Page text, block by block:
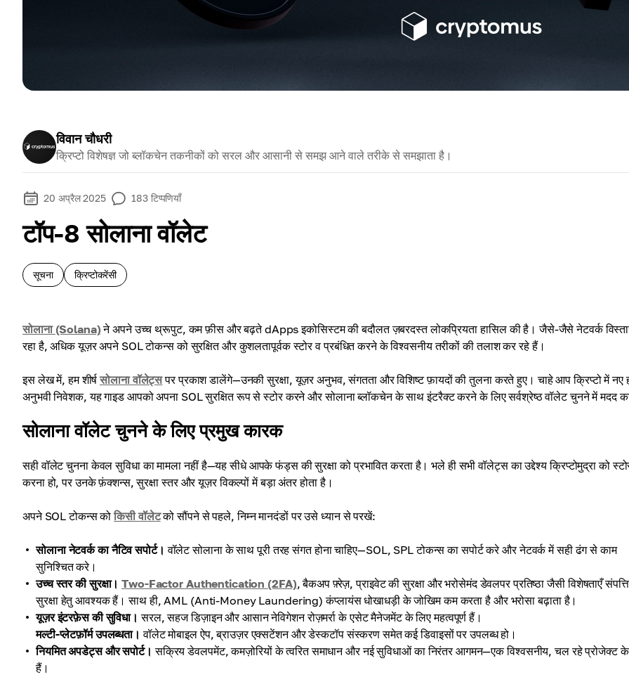
विवान चौधरी
क्रिप्टो विशेषज्ञ जो ब्लॉकचेन तकनीकों को सरल और आसानी से समझ आने वाले तरीके से समझाता है।
20 अप्रैल 2025 183 टिप्पणियाँ
टॉप-8 सोलाना वॉलेट
सूचना क्रिप्टोकरेंसी
सोलाना (Solana)ने अपने उच्च थ्रूपुट, कम फ़ीस और बढ़ते dApps इकोसिस्टम की बदौलत ज़बरदस्त लोकप्रियता हासिल की है। जैसे-जैसे नेटवर्क
रहा है, अधिक यूज़र अपने SOL टोकन्स को सुरक्षित और कुशलतापूर्वक स्टोर व प्रबंधित करने के विश्वसनीय तरीकों की तलाश कर रहे हैं।
इस लेख में, हम शीर्षसोलाना वॉलेट्सपर प्रकाश डालेंगे—उनकी सुरक्षा, यूज़र अनुभव, संगतता और विशिष्ट फ़ायदों की तुलना करते हुए। चाहे आप क्रिप्टो में नए
अनुभवी निवेशक, यह गाइड आपको अपना SOL सुरक्षित रूप से स्टोर करने और सोलाना ब्लॉकचेन के साथ इंटरैक्ट करने के लिए सर्वश्रेष्ठ वॉलेट चुनने में मदद
सोलाना वॉलेट चुनने के लिए प्रमुख कारक
सही वॉलेट चुनना केवल सुविधा का मामला नहीं है—यह सीधे आपके फंड्स की सुरक्षा को प्रभावित करता है। भले ही सभी वॉलेट्स का उद्देश्य क्रिप्टोमुद्रा को
करना हो, पर उनके फ़ंक्शन्स, सुरक्षा स्तर और यूज़र विकल्पों में बड़ा अंतर होता है।
अपने SOL टोकन्स कोकिसी वॉलेटको सौंपने से पहले, निम्न मानदंडों पर उसे ध्यान से परखें:
सोलाना नेटवर्क का नैटिव सपोर्ट। वॉलेट सोलाना के साथ पूरी तरह संगत होना चाहिए—SOL, SPL टोकन्स का सपोर्ट करे और नेटवर्क में सही ढंग से काम
सुनिश्चित करे।
उच्च स्तर की सुरक्षा। Two-Factor Authentication (2FA), बैकअप फ़्रेज़, प्राइवेट की सुरक्षा और भरोसेमंद डेवलपर प्रतिष्ठा जैसी विशेषताएँ
सुरक्षा हेतु आवश्यक हैं। साथ ही, AML (Anti-Money Laundering) कंप्लायंस धोखाधड़ी के जोखिम कम करता है और भरोसा बढ़ाता है।
यूज़र इंटरफ़ेस की सुविधा। सरल, सहज डिज़ाइन और आसान नेविगेशन रोज़मर्रा के एसेट मैनेजमेंट के लिए महत्वपूर्ण हैं।
मल्टी-प्लेटफ़ॉर्म उपलब्धता। वॉलेट मोबाइल ऐप, ब्राउज़र एक्सटेंशन और डेस्कटॉप संस्करण समेत कई डिवाइसों पर उपलब्ध हो।
नियमित अपडेट्स और सपोर्ट। सक्रिय डेवलपमेंट, कमज़ोरियों के त्वरित समाधान और नई सुविधाओं का निरंतर आगमन—एक विश्वसनीय, चल रहे प्रोजेक्ट
हैं।